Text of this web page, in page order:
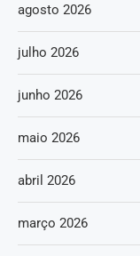
agosto 2026
julho 2026
junho 2026
maio 2026
abril 2026
março 2026